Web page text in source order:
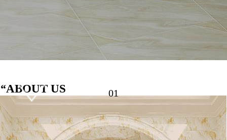
02
“ABOUT US